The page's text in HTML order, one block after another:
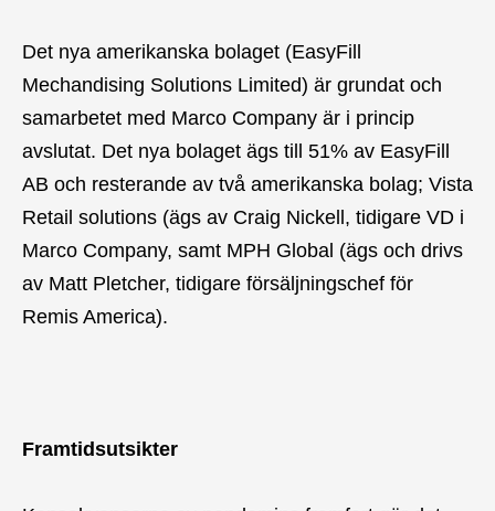
Det nya amerikanska bolaget (EasyFill
Mechandising Solutions Limited) är grundat och
samarbetet med Marco Company är i princip
avslutat. Det nya bolaget ägs till 51% av EasyFill
AB och resterande av två amerikanska bolag; Vista
Retail solutions (ägs av Craig Nickell, tidigare VD i
Marco Company, samt MPH Global (ägs och drivs
av Matt Pletcher, tidigare försäljningschef för
Remis America).
Framtidsutsikter